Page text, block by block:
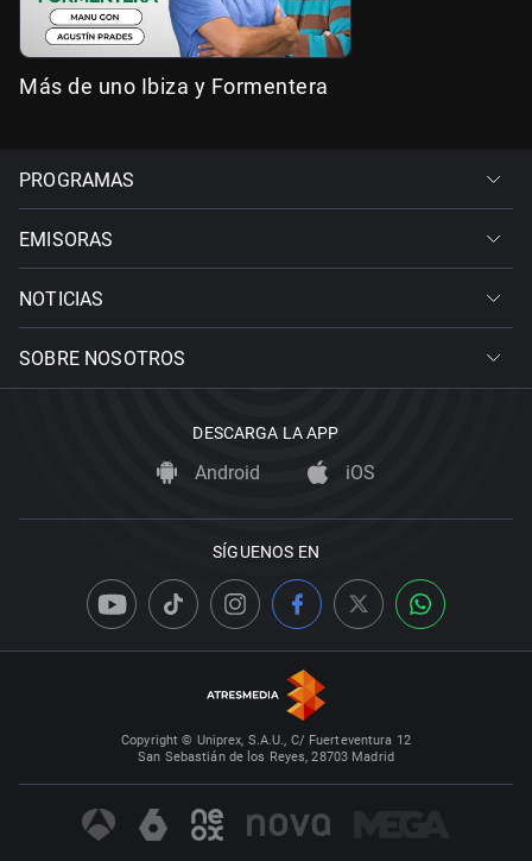
Más de uno Ibiza y Formentera
PROGRAMAS
EMISORAS
NOTICIAS
SOBRE NOSOTROS
DESCARGA LA APP
Android iOS
SÍGUENOS EN
Copyright © Uniprex, S.A.U., C/ Fuerteventura 12
San Sebastián de los Reyes, 28703 Madrid